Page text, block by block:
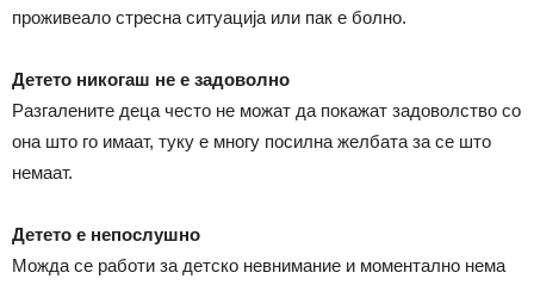
проживеало стресна ситуација или пак е болно.
Детето никогаш не е задоволно
Разгалените деца често не можат да покажат задоволство со
она што го имаат, туку е многу посилна желбата за се што
немаат.
Детето е непослушно
Можда се работи за детско невнимание и моментално нема